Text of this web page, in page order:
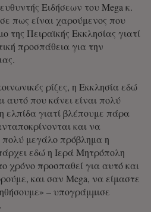
Ειδήσεων του Mega κ.
πως είναι χαρούμενος που
της Πειραϊκής Εκκλησίας γιατί
προσπάθεια για την
ρίζες, η Εκκλησία εδώ
που κάνει είναι πολύ
ελπίδα γιατί βλέπουμε πάρα
και να
πολύ μεγάλο πρόβλημα η
εδώ η Ιερά Μητρόπολη
χρόνο προσπαθεί για αυτό και
και σαν Mega, να είμαστε
– υπογράμμισε